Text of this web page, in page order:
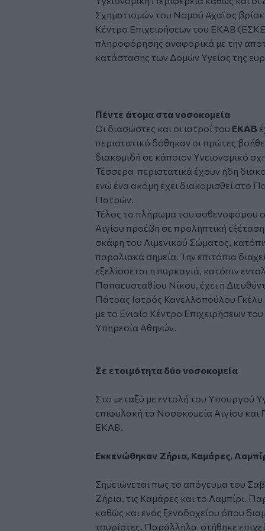
Σχηματισμών του Νομού Αχαΐας
Κέντρο Επιχειρήσεων του ΕΚΑΒ
πληροφόρησης αναφορικά με την
κατάστασης των Δομών Υγείας της
Πέντε άτομα στα νοσοκομεία
Οι διασώστες και οι ιατροί του ΕΚΑΒ
περιστατικό δόθηκαν οι πρώτες
διακομιδή σε κάποιον Υγειονομικό
Τέσσερα περιστατικά έχουν ήδη
ενώ ένα ακόμη έχει διακομισθεί στο
Πατρών.
Τέλος το πλήρωμα τoυ ασθενοφόρου
Αιγίου προέβη σε προληπτική
σκάφη του Λιμενικού Σώματος,
παραλιακά σημεία. Την επιτόπια
εξελίσσεται η πυρκαγιά, κατόπιν
Παπαευσταθίου Νίκου, έχει η
Πάτρας Ιατρός Κανελλοπούλου Γκέλυ
με το Ενιαίο Κέντρο Επιχειρήσεων
Υπηρεσία Αθηνών.
Σε ετοιμότητα δύο νοσοκομεία
Στο μεταξύ με εντολή του Υπουργού
επιφυλακή τα Νοσοκομεία Αιγίου και
ΕΚΑΒ.
Εκκενώθηκαν Ζήρια, Καμάρες,
Σημειώνεται πως το απόγευμα του
Ζήρια, τις Καμάρες και το Λαμπίρι.
καθώς και ενός ξενοδοχείου όπου
τουρίστες. Παράλληλα στήθηκε